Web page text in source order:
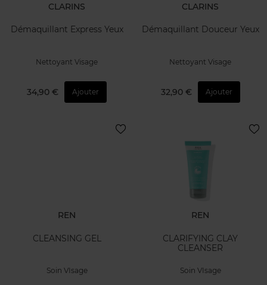
CLARINS
Démaquillant Express Yeux
Nettoyant Visage
34,90 € Ajouter
CLARINS
Démaquillant Douceur Yeux
Nettoyant Visage
32,90 € Ajouter
REN
CLEANSING GEL
Soin VIsage
REN
CLARIFYING CLAY
CLEANSER
Soin VIsage